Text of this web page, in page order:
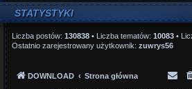
STATYSTYKI
Liczba postów: 130838 • Liczba tematów: 10083 •
Ostatnio zarejestrowany użytkownik: zuwrys56
DOWNLOAD Strona główna